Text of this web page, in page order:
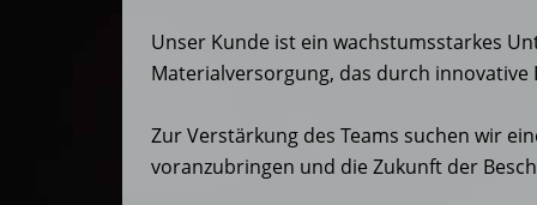
Unser Kunde ist ein wachstumsstarkes
Materialversorgung, das durch
Zur Verstärkung des Teams suchen wir
voranzubringen und die Zukunft der